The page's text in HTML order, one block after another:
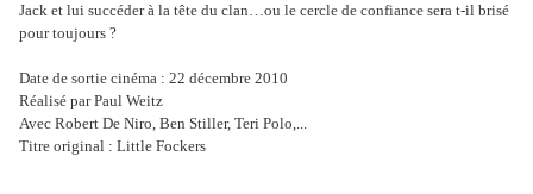
Jack et lui succéder à la tête du clan…ou le cercle de confiance sera t-il brisé
pour toujours ?
Date de sortie cinéma : 22 décembre 2010
Réalisé par Paul Weitz
Avec Robert De Niro, Ben Stiller, Teri Polo,...
Titre original : Little Fockers